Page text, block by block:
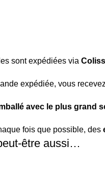
sont expédiées via
expédiée, vous
avec le plus grand
fois que possible, des
être aussi…